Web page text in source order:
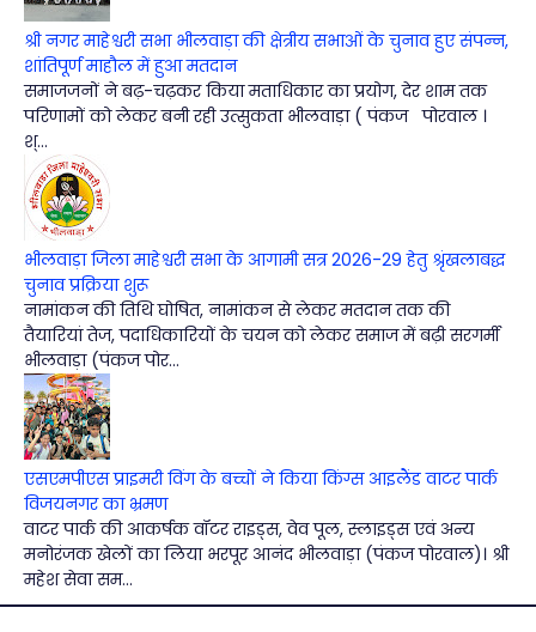
श्री नगर माहेश्वरी सभा भीलवाड़ा की क्षेत्रीय सभाओं के चुनाव हुए संपन्न,
शांतिपूर्ण माहौल में हुआ मतदान
समाजजनों ने बढ़-चढ़कर किया मताधिकार का प्रयोग, देर शाम तक
परिणामों को लेकर बनी रही उत्सुकता भीलवाड़ा ( पंकज पोरवाल ।
श्...
भीलवाड़ा जिला माहेश्वरी सभा के आगामी सत्र 2026-29 हेतु श्रृंखलाबद्ध
चुनाव प्रक्रिया शुरू
नामांकन की तिथि घोषित, नामांकन से लेकर मतदान तक की
तैयारियां तेज, पदाधिकारियों के चयन को लेकर समाज में बढ़ी सरगर्मी
भीलवाड़ा (पंकज पोर...
एसएमपीएस प्राइमरी विंग के बच्चों ने किया किंग्स आइलैंड वाटर पार्क
विजयनगर का भ्रमण
वाटर पार्क की आकर्षक वॉटर राइड्स, वेव पूल, स्लाइड्स एवं अन्य
मनोरंजक खेलों का लिया भरपूर आनंद भीलवाड़ा (पंकज पोरवाल)। श्री
महेश सेवा सम...